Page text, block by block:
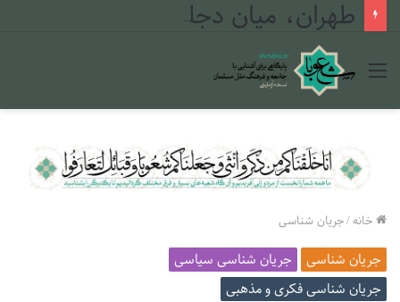
طهران، میان دجله و فرات
منو
خانه/جریان شناسی
جریان شناسی
جریان شناسی سیاسی
جریان شناسی فکری و مذهبی